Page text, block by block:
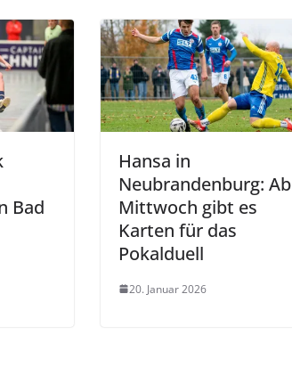
Bad
Hansa in
Neubrandenburg: Ab
Mittwoch gibt es
Karten für das
Pokalduell
20. Januar 2026